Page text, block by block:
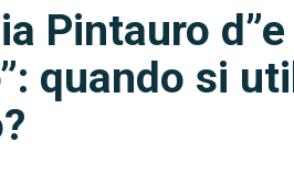
Pintauro
quando si